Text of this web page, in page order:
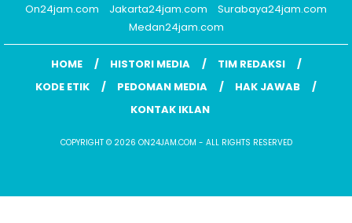
On24jam.com
Jakarta24jam.com
Surabaya24jam.com
Medan24jam.com
HOME HISTORI MEDIA
TIM REDAKSI
KODE ETIK
PEDOMAN MEDIA
HAK JAWAB
KONTAK IKLAN
COPYRIGHT © 2026 ON24JAM.COM - ALL RIGHTS RESERVED